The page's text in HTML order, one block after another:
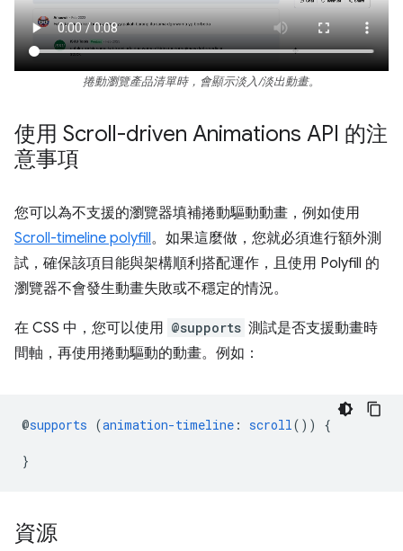
捲動瀏覽產品清單時，會顯示淡入/淡出動畫。
使用 Scroll-driven Animations API 的注
意事項
您可以為不支援的瀏覽器填補捲動驅動動畫，例如使用
Scroll-timeline polyfill。如果這麼做，您就必須進行額外測
試，確保該項目能與架構順利搭配運作，且使用 Polyfill 的
瀏覽器不會發生動畫失敗或不穩定的情況。
在 CSS 中，您可以使用 @supports 測試是否支援動畫時
間軸，再使用捲動驅動的動畫。例如：
@supports (animation-timeline : scroll ()) {
}
資源